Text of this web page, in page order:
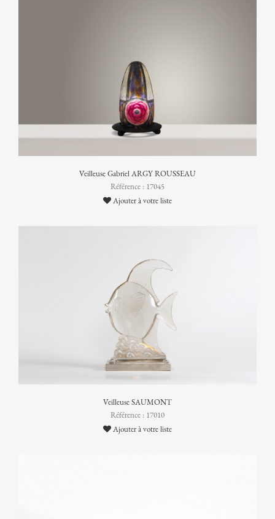
Veilleuse Gabriel ARGY ROUSSEAU
Référence : 17045
Ajouter à votre liste
Veilleuse SAUMONT
Référence : 17010
Ajouter à votre liste